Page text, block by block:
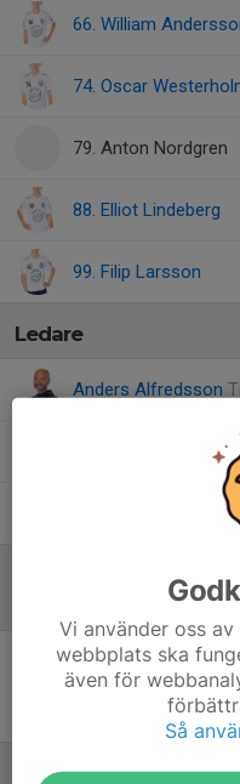
66. William
74. Oscar
79. Anton Nordgren
88. Elliot Lindeberg
99. Filip Larsson
Ledare
Anders Alfredsson
Anders Nordgren
Inget
Vi använder oss
webbplats ska
även för
Så